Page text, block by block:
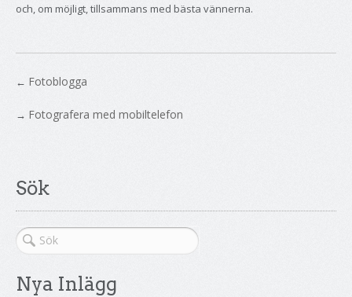
och, om möjligt, tillsammans med bästa vännerna.
← Fotoblogga
→ Fotografera med mobiltelefon
Sök
Nya Inlägg